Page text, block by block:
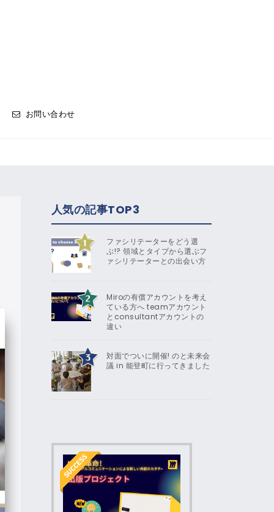
お問い合わせ
人気の記事TOP3
ファシリテーターをどう選
ぶ!? 領域とタイプから選ぶフ
ァシリテーターとの出会い方
Miroの有償アカウントを考え
ている方へ teamアカウント
とconsultantアカウントの
違い
対面でついに開催! のと未来会
議 in 能登町に行ってきました